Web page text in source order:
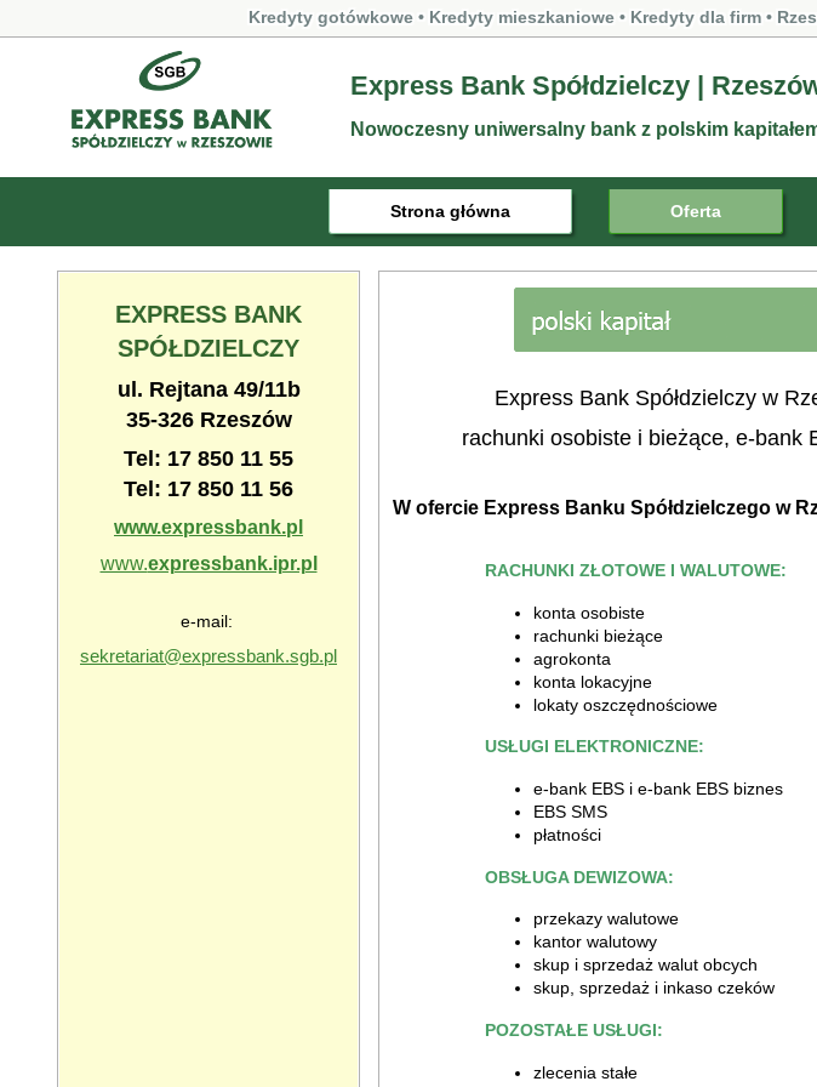
Kredyty gotówkowe • Kredyty mieszkaniowe•Kredyty dla firm•
Express Bank Spółdzielczy |
Nowoczesny uniwersalny bank z polskim
Strona główna Oferta
EXPRESS BANK
SPÓŁDZIELCZY
ul. Rejtana 49/11b
35-326 Rzeszów
Tel: 17 850 11 55
Tel: 17 850 11 56
www.expressbank.pl
www.expressbank.ipr.pl
e-mail:
sekretariat@expressbank.sgb.pl
Express Bank Spółdzielczy w
rachunki osobiste i bieżące, e-bank
W ofercie Express Banku Spółdzielczego w
RACHUNKI ZŁOTOWE I WALUTOWE:
konta osobiste
rachunki bieżące
agrokonta
konta lokacyjne
lokaty oszczędnościowe
USŁUGI ELEKTRONICZNE:
e-bank EBS i e-bank EBS biznes
EBS SMS
płatności
OBSŁUGA DEWIZOWA:
przekazy walutowe
kantor walutowy
skup i sprzedaż walut obcych
skup, sprzedaż i inkaso czeków
POZOSTAŁE USŁUGI:
zlecenia stałe